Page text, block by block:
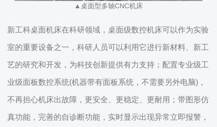
▲桌面型多轴CNC机床
新工科桌面机床在科研领域，桌面级数控机床可以作为实验
室的重要设备之一，科研人员可以利用它进行新材料、新工
艺的研究和开发，为科技创新提供有力支持；配置专业级工
业级面板数控系统(机器带有面板系统，不需要另外电脑)，
不再担心机床出故障，更安全、更稳定、更耐用；带图形仿
真功能，完善的自诊断功能，实时显示出现异常立即报警，